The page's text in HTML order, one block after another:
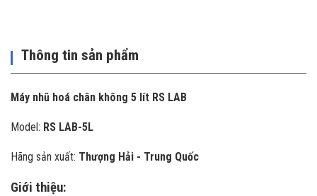
Thông tin sản phẩm
Máy nhũ hoá chân không 5 lít RS LAB
Model: RS LAB-5L
Hãng sản xuất: Thượng Hải - Trung Quốc
Giới thiệu: